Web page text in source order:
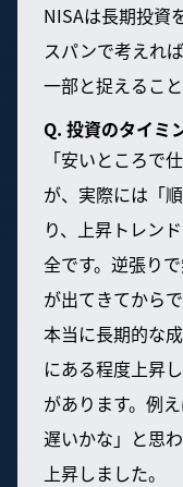
NISAは長期投資
スパンで考えれ
一部と捉えること
Q. 投資のタイミ
「安いところで
が、実際には「
り、上昇トレン
全です。逆張り
が出てきてから
本当に長期的な
にある程度上昇
があります。例
遅いかな」と思
上昇しました。